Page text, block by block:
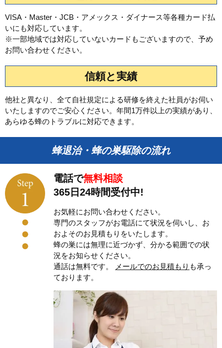
VISA・Master・JCB・アメックス・ダイナース等各種カード払
いにも対応しています。
※一部地域では対応していないカードもございますので、予め
お問い合わせください。
信頼と実績
他社と異なり、全て自社規定による研修を終えた社員がお伺い
いたしますのでご安心ください。年間1万件以上の実績があり、
あらゆる蜂のトラブルに対応できます。
蜂退治・蜂の巣駆除の流れ
電話で無料相談
365日24時間受付中!
お気軽にお問い合わせください。
専門のスタッフがお電話にて状況を伺いし、お
およそのお見積もりをいたします。
蜂の巣には無理に近づかず、分かる範囲での状
況をお知らせください。
通話は無料です。
メールでのお見積もり も承っ
ております。